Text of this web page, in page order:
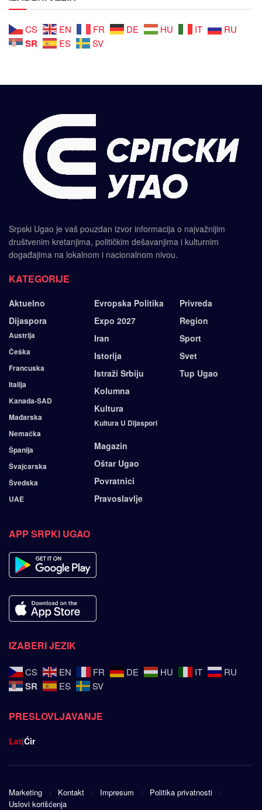
CS EN FR DE HU IT RU
SR ES SV
Srpski Ugao je vaš pouzdan izvor informacija o najvažnijim
društvenim kretanjima, političkim dešavanjima i kulturnim
događajima na lokalnom i nacionalnom nivou.
KATEGORIJE
Aktuelno
Dijaspora
Austrija
Češka
Francuska
Italija
Kanada-SAD
Mađarska
Nemačka
Španija
Švajcarska
Švedska
UAE
Evropska Politika
Expo 2027
Iran
Istorija
Istraži Srbiju
Kolumna
Kultura
Kultura U Dijaspori
Magazin
Oštar Ugao
Povratnici
Pravoslavlje
Privreda
Region
Sport
Svet
Tup Ugao
APP SRPKI UGAO
IZABERI JEZIK
CS EN FR DE HU IT RU
SR ES SV
PRESLOVLJAVANJE
Lat|Ćir
Marketing Kontakt Impresum
Politika privatnosti
Uslovi korišćenja